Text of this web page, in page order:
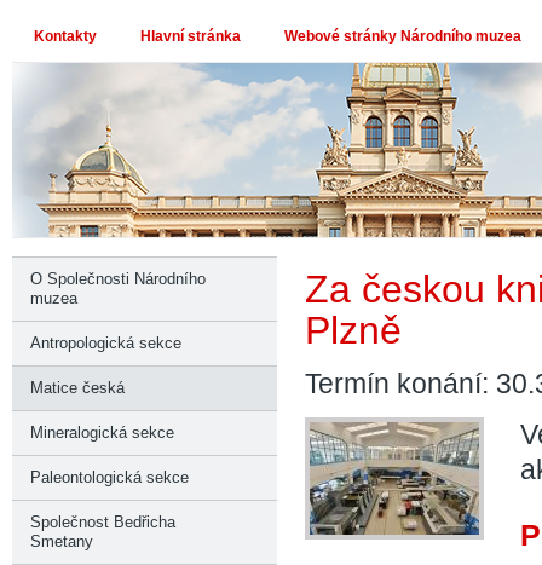
Kontakty Hlavní stránka Webové stránky Národního muzea
Za českou
Plzně
Termín konání:
O Společnosti Národního
muzea
Antropologická sekce
Matice česká
Mineralogická sekce
Paleontologická sekce
Společnost Bedřicha
Smetany